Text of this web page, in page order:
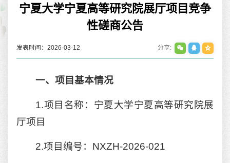
宁夏大学宁夏高等研究院展厅项目竞争
性磋商公告
发表时间：2026-03-12 分享:
一、项目基本情况
1.项目名称：宁夏大学宁夏高等研究院展
厅项目
2.项目编号：NXZH-2026-021